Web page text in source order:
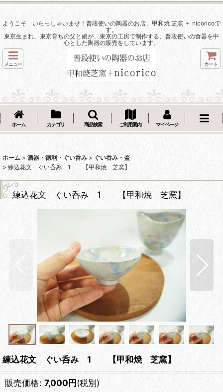
ようこそ いらっしゃいませ！普段使いの陶器のお店、甲和焼 芝窯 ＋ nicoricoで
す。
東京生まれ、東京育ちの父と娘が、東京の工房で制作する、普段使いの食器を中
心とした陶器の販売をしています。
メニュー カート
ホーム カテゴリ 商品検索 ご利用案内 マイページ
ホーム > 酒器・徳利・ぐい呑み > ぐい吞み・盃
> 練込花文 ぐい呑み 1 【甲和焼 芝窯】
練込花文 ぐい呑み 1 【甲和焼 芝窯】
練込花文 ぐい呑み 1 【甲和焼 芝窯】
販売価格: 7,000円(税別)